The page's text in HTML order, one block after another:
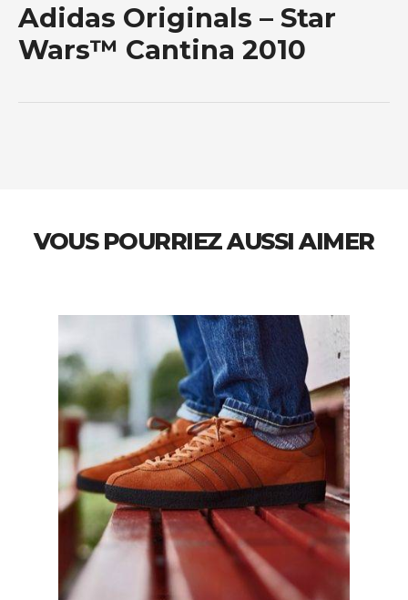
Adidas Originals – Star
Wars™ Cantina 2010
VOUS POURRIEZ AUSSI AIMER